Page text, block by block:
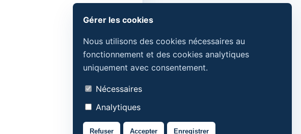
Gérer les cookies
Nous utilisons des cookies nécessaires au
fonctionnement et des cookies analytiques
uniquement avec consentement.
Nécessaires
Analytiques
Refuser Accepter Enregistrer